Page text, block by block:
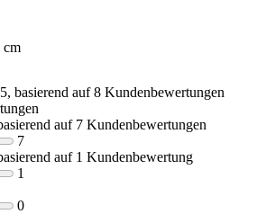
cm
basierend auf8 Kundenbewertungen
auf 7 Kundenbewertungen
7
auf 1 Kundenbewertung
1
0